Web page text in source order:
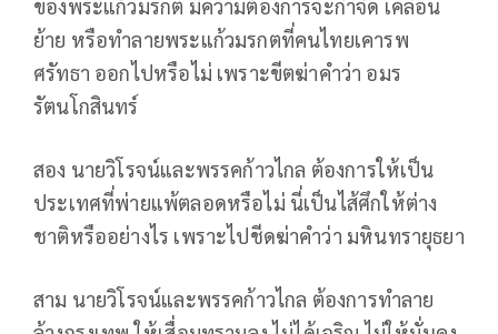
ของพระแก้วมรกต มีความต้องการจะกำจัด เคลื่อน
ย้าย หรือทำลายพระแก้วมรกตที่คนไทยเคารพ
ศรัทธา ออกไปหรือไม่ เพราะขีตฆ่าคำว่า อมร
รัตนโกสินทร์
สอง นายวิโรจน์และพรรคก้าวไกล ต้องการให้เป็น
ประเทศที่พ่ายแพ้ตลอดหรือไม่ นี่เป็นไส้ศึกให้ต่าง
ชาติหรืออย่างไร เพราะไปชีดฆ่าคำว่า มหินทรายุธยา
สาม นายวิโรจน์และพรรคก้าวไกล ต้องการทำลาย